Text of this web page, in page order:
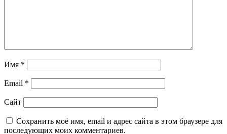
Имя *
Email *
Сайт
Сохранить моё имя, email и адрес сайта в этом браузере для
последующих моих комментариев.